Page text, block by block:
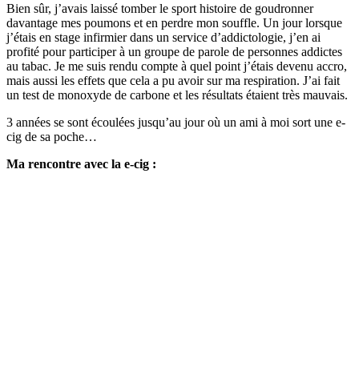
Bien sûr, j’avais laissé tomber le sport histoire de goudronner
davantage mes poumons et en perdre mon souffle. Un jour lorsque
j’étais en stage infirmier dans un service d’addictologie, j’en ai
profité pour participer à un groupe de parole de personnes addictes
au tabac. Je me suis rendu compte à quel point j’étais devenu accro,
mais aussi les effets que cela a pu avoir sur ma respiration. J’ai fait
un test de monoxyde de carbone et les résultats étaient très mauvais.
3 années se sont écoulées jusqu’au jour où un ami à moi sort une e-
cig de sa poche…
Ma rencontre avec la e-cig :